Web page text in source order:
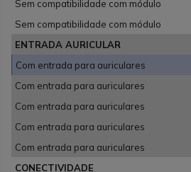
Sem compatibilidade com módulo
Sem compatibilidade com módulo
ENTRADA AURICULAR
Com entrada para auriculares
Com entrada para auriculares
Com entrada para auriculares
Com entrada para auriculares
Com entrada para auriculares
CONECTIVIDADE